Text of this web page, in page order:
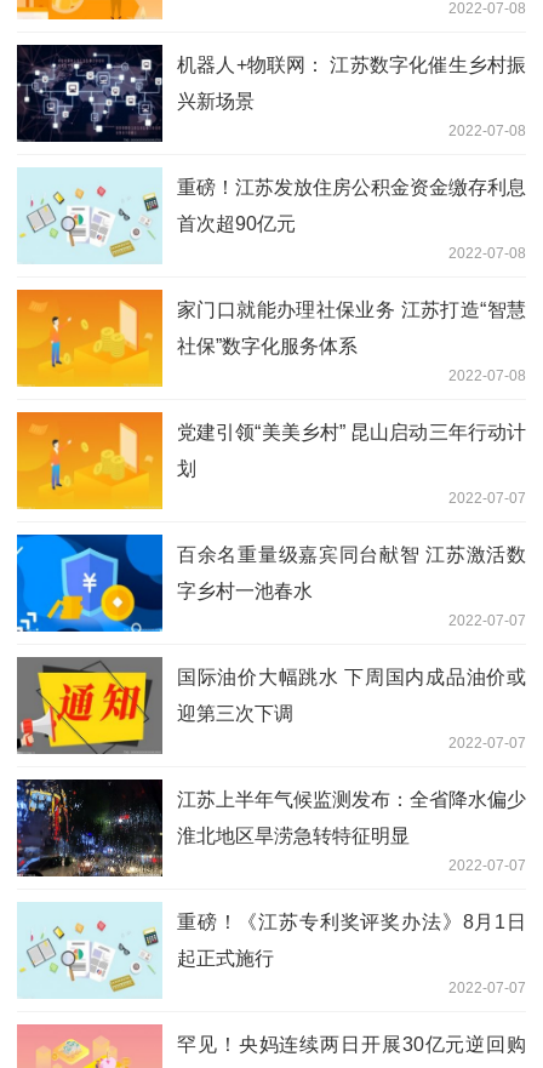
2022-07-08
机器人+物联网： 江苏数字化催生乡村振
兴新场景
2022-07-08
重磅！江苏发放住房公积金资金缴存利息
首次超90亿元
2022-07-08
家门口就能办理社保业务 江苏打造“智慧
社保”数字化服务体系
2022-07-08
党建引领“美美乡村” 昆山启动三年行动计
划
2022-07-07
百余名重量级嘉宾同台献智 江苏激活数
字乡村一池春水
2022-07-07
国际油价大幅跳水 下周国内成品油价或
迎第三次下调
2022-07-07
江苏上半年气候监测发布：全省降水偏少
淮北地区旱涝急转特征明显
2022-07-07
重磅！《江苏专利奖评奖办法》8月1日
起正式施行
2022-07-07
罕见！央妈连续两日开展30亿元逆回购